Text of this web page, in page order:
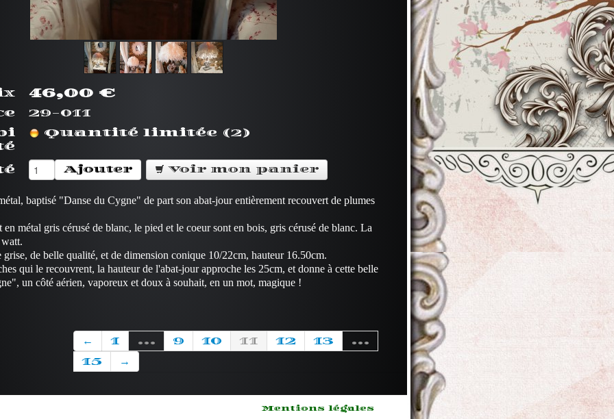
46,00 €
29-011
Quantité limitée (2)
Ajouter Voir mon panier
baptisé "Danse du Cygne" de part son abat-jour entièrement recouvert de plumes
en métal gris cérusé de blanc, le pied et le coeur sont en bois, gris cérusé de blanc. La
de belle qualité, et de dimension conique 10/22cm, hauteur 16.50cm.
qui le recouvrent, la hauteur de l'abat-jour approche les 25cm, et donne à cette belle
un côté aérien, vaporeux et doux à souhait, en un mot, magique !
← 1 ... 9 10 11 12 13
...
15
→
Mentions légales